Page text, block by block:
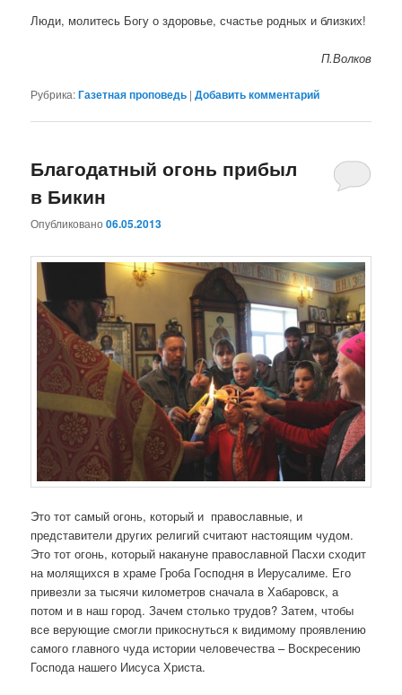
Люди, молитесь Богу о здоровье, счастье родных и близких!
П.Волков
Рубрика:Газетная проповедь |Добавить комментарий
Благодатный огонь прибыл
в Бикин
Опубликовано06.05.2013
Это тот самый огонь, который и православные, и
представители других религий считают настоящим чудом.
Это тот огонь, который накануне православной Пасхи сходит
на молящихся в храме Гроба Господня в Иерусалиме. Его
привезли за тысячи километров сначала в Хабаровск, а
потом и в наш город. Зачем столько трудов? Затем, чтобы
все верующие смогли прикоснуться к видимому проявлению
самого главного чуда истории человечества – Воскресению
Господа нашего Иисуса Христа.